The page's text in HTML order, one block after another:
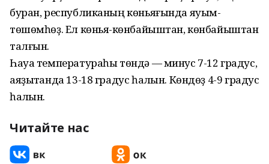
буран, республиканың көньяғында яуым-
төшөмһөҙ. Ел көньяҡ-көнбайыштан, көнбайыштан
талғын.
Һауа температураһы төндә — минус 7-12 градус,
аяҙытҡанда 13-18 градус һалҡын. Көндөҙ 4-9 градус
һалҡын.
Читайте нас